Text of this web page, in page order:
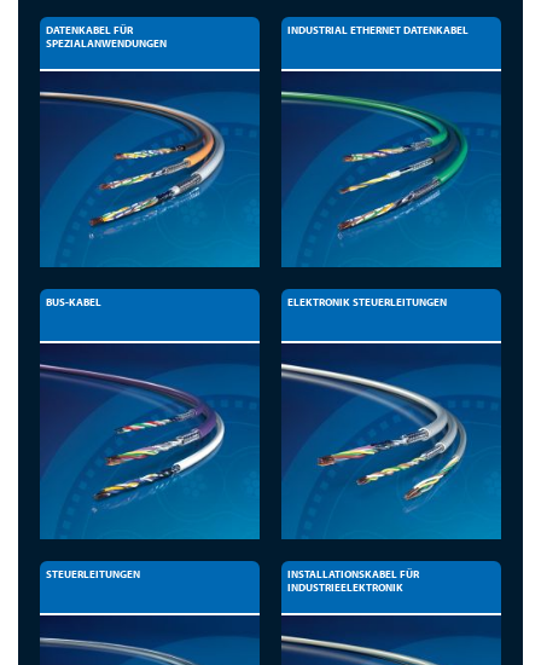
DATENKABEL FÜR
SPEZIALANWENDUNGEN
INDUSTRIAL ETHERNET DATENKABEL
BUS-KABEL ELEKTRONIK STEUERLEITUNGEN
STEUERLEITUNGEN
INSTALLATIONSKABEL FÜR
INDUSTRIEELEKTRONIK